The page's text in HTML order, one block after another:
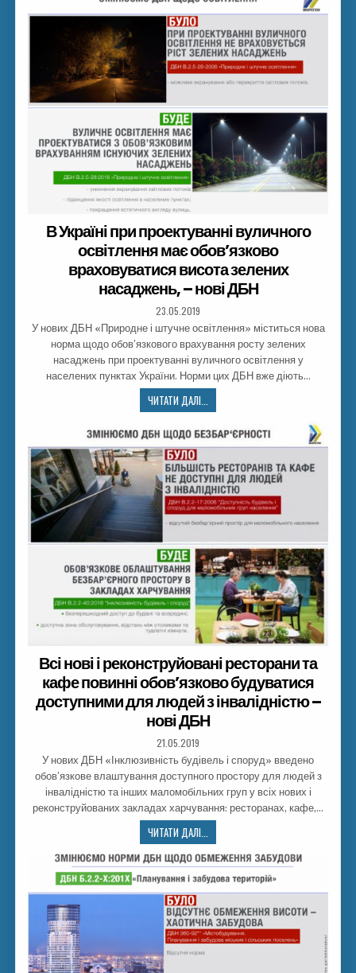
В Україні при проектуванні вуличного
освітлення має обов’язково
враховуватися висота зелених
насаджень, – нові ДБН
23.05.2019
У нових ДБН «Природне і штучне освітлення» міститься нова
норма щодо обов’язкового врахування росту зелених
насаджень при проектуванні вуличного освітлення у
населених пунктах України. Норми цих ДБН вже діють…
ЧИТАТИ ДАЛІ...
Всі нові і реконструйовані ресторани та
кафе повинні обов’язково будуватися
доступними для людей з інвалідністю –
нові ДБН
21.05.2019
У нових ДБН «Інклюзивність будівель і споруд» введено
обов’язкове влаштування доступного простору для людей з
інвалідністю та інших маломобільних груп у всіх нових і
реконструйованих закладах харчування: ресторанах, кафе,…
ЧИТАТИ ДАЛІ...